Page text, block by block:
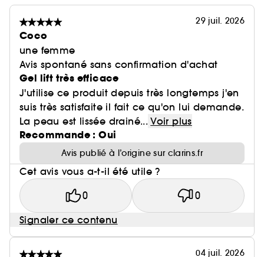
29 juil. 2026
Coco
une femme
Avis spontané sans confirmation d'achat
Gel lift très efficace
J'utilise ce produit depuis très longtemps j'en
suis très satisfaite il fait ce qu'on lui demande.
La peau est lissée drainé... Voir plus
Recommande : Oui
Avis publié à l’origine sur clarins.fr
Cet avis vous a-t-il été utile ?
0 0
Signaler ce contenu
04 juil. 2026